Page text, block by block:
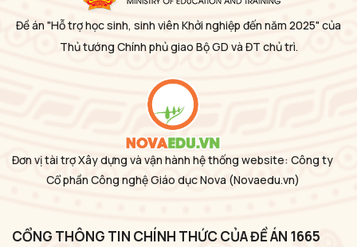
Đề án "Hỗ trợ học sinh, sinh viên Khởi nghiệp đến năm 2025" của
Thủ tướng Chính phủ giao Bộ GD và ĐT chủ trì.
Đơn vị tài trợ Xây dựng và vận hành hệ thống website: Công ty
Cổ phần Công nghệ Giáo dục Nova (Novaedu.vn)
CỔNG THÔNG TIN CHÍNH THỨC CỦA ĐỀ ÁN 1665